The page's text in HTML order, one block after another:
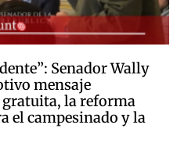
Senador Wally
mensaje
gratuita, la reforma
el campesinado y la